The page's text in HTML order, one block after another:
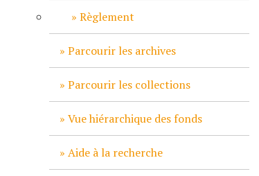
Règlement
Parcourir les archives
Parcourir les collections
Vue hiérarchique des fonds
Aide à la recherche